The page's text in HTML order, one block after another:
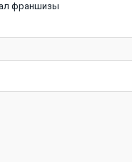
франшизы